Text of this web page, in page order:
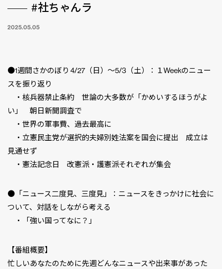
#社ちゃんラ
2025.05.05
●1週間さかのぼり 4/27（日）〜5/3（土）：１Weekのニュー
スを振り返り
・核兵器禁止条約 世論の大多数が「かめいするほうがよ
い」 朝日新聞調査で
・世界の軍事費、過去最高に
・立憲民主党が選択的夫婦別姓法案を国会に提出 成立は
見通せず
・憲法記念日 改憲派・護憲派それぞれが集会
●「ニュース二度見、三度見」：ニュースをきっかけに社会に
ついて、対話をしながら考える
・「強い国ってなに？」
【番組概要】
忙しいあなたのために先週どんなニュースや出来事があった